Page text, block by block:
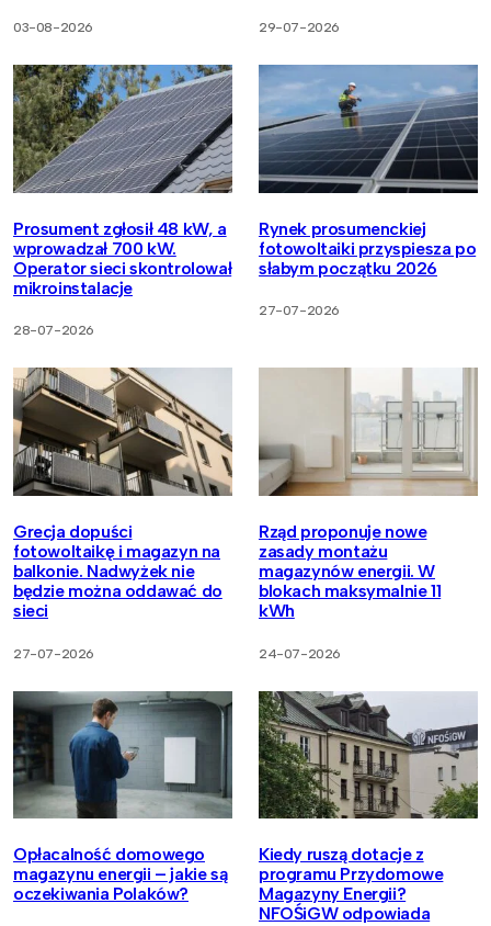
03-08-2026 29-07-2026
Prosument zgłosił 48 kW, a
wprowadzał 700 kW.
Operator sieci skontrolował
mikroinstalacje
28-07-2026
Rynek prosumenckiej
fotowoltaiki przyspiesza po
słabym początku 2026
27-07-2026
Grecja dopuści
fotowoltaikę i magazyn na
balkonie. Nadwyżek nie
będzie można oddawać do
sieci
27-07-2026
Rząd proponuje nowe
zasady montażu
magazynów energii. W
blokach maksymalnie 11
kWh
24-07-2026
Opłacalność domowego
magazynu energii – jakie są
oczekiwania Polaków?
Kiedy ruszą dotacje z
programu Przydomowe
Magazyny Energii?
NFOŚiGW odpowiada